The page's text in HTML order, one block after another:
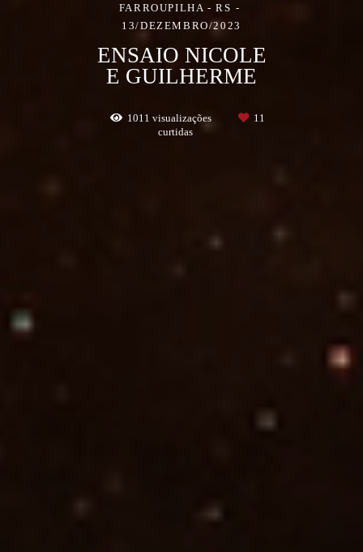
FARROUPILHA - RS
13/DEZEMBRO/2023
ENSAIO NICOLE
E GUILHERME
1011 visualizações
11
curtidas